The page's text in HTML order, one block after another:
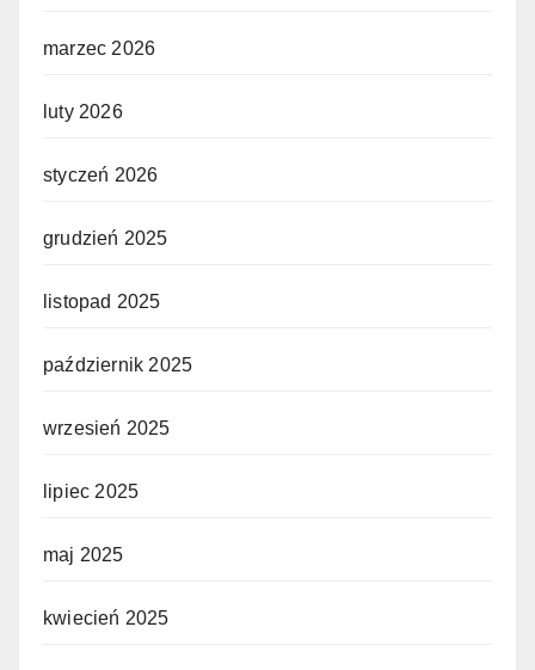
marzec 2026
luty 2026
styczeń 2026
grudzień 2025
listopad 2025
październik 2025
wrzesień 2025
lipiec 2025
maj 2025
kwiecień 2025